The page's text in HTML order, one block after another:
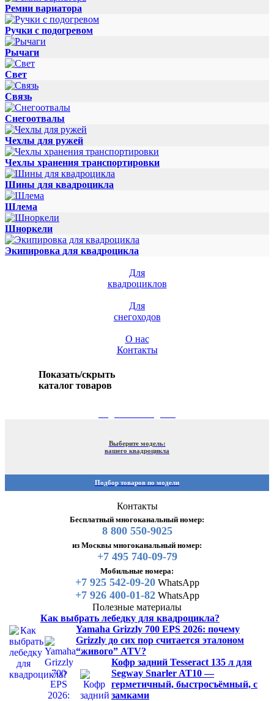
Ремни вариатора
Ручки с подогревом
Рычаги
Свет
Связь
Снегоотвалы
Чехлы для ружей
Чехлы хранения транспортировки
Шины для квадроцикла
Шлема
Шноркели
Экипировка для квадроцикла
Для
квадроциклов
Для
снегоходов
О нас
Контакты
Показать/скрыть
каталог товаров
Выберите модель:
вашего квадроцикла
Подбор товаров по модели
Контакты
Бесплатный многоканальный номер:
8 800 550-9025
из Москвы многоканальный номер:
+7 495 740-09-79
Мобильные номера:
+7 925 542-09-20WhatsApp
+7 926 400-01-82WhatsApp
Полезные материалы
Как выбрать лебедку для квадроцикла?
Yamaha Grizzly 700 EPS 2026: почему
Grizzly до сих пор считается эталоном
“живого” ATV?
Кофр задний Tesseract 135 л для
Segway Snarler AT10 —
герметичный, быстросъёмный, с
замками